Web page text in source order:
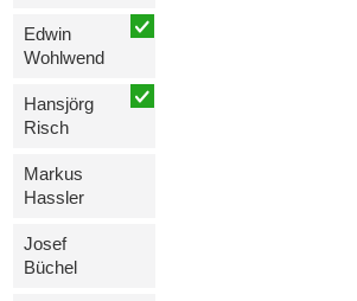
Edwin
Wohlwend
Hansjörg
Risch
Markus
Hassler
Josef
Büchel